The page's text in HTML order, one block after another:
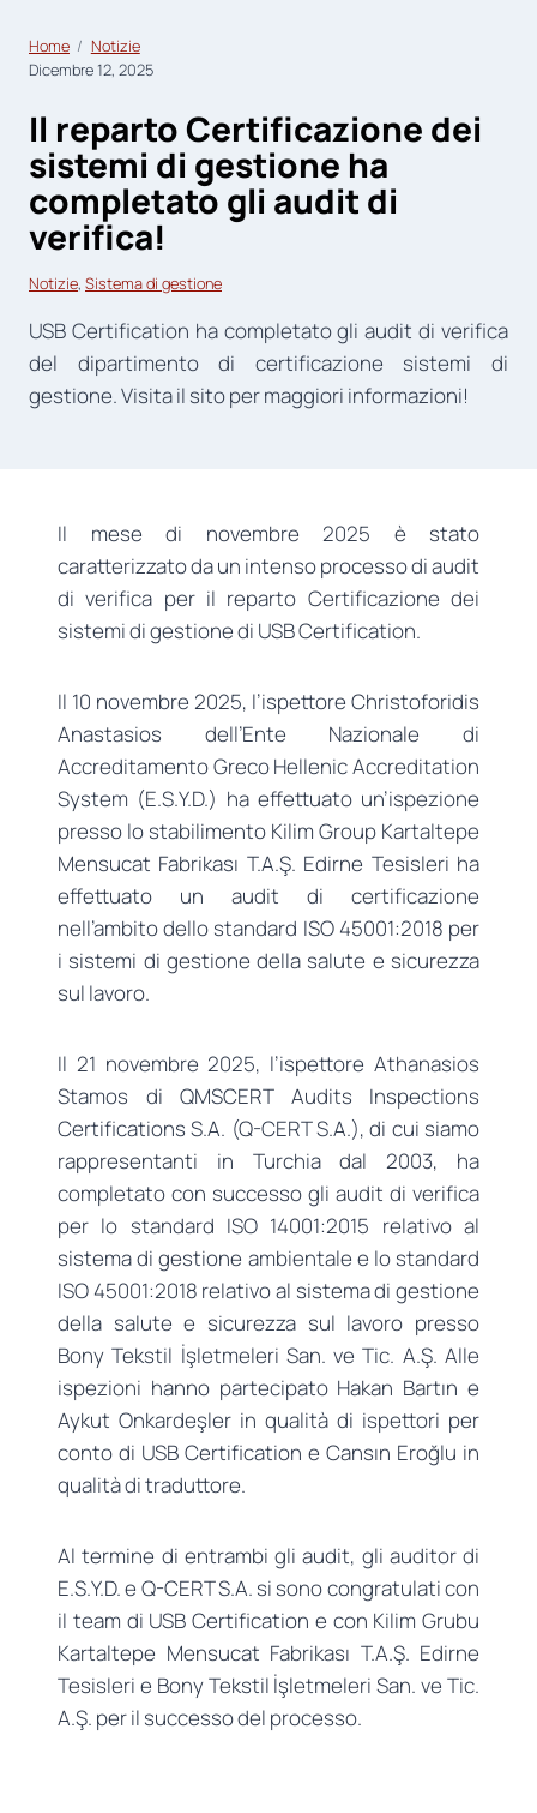
Home
Notizie
Dicembre 12, 2025
Il reparto Certificazione dei
sistemi di gestione ha
completato gli audit di
verifica!
Notizie, Sistema di gestione
USB Certification ha completato gli audit di verifica
del dipartimento di certificazione sistemi di
gestione. Visita il sito per maggiori informazioni!
Il mese di novembre 2025 è stato
caratterizzato da un intenso processo di audit
di verifica per il reparto Certificazione dei
sistemi di gestione di USB Certification.
Il 10 novembre 2025, l’ispettore Christoforidis
Anastasios dell’Ente Nazionale di
Accreditamento Greco Hellenic Accreditation
System (E.S.Y.D.) ha effettuato un’ispezione
presso lo stabilimento Kilim Group Kartaltepe
Mensucat Fabrikası T.A.Ş. Edirne Tesisleri ha
effettuato un audit di certificazione
nell’ambito dello standard ISO 45001:2018 per
i sistemi di gestione della salute e sicurezza
sul lavoro.
Il 21 novembre 2025, l’ispettore Athanasios
Stamos di QMSCERT Audits Inspections
Certifications S.A. (Q-CERT S.A.), di cui siamo
rappresentanti in Turchia dal 2003, ha
completato con successo gli audit di verifica
per lo standard ISO 14001:2015 relativo al
sistema di gestione ambientale e lo standard
ISO 45001:2018 relativo al sistema di gestione
della salute e sicurezza sul lavoro presso
Bony Tekstil İşletmeleri San. ve Tic. A.Ş. Alle
ispezioni hanno partecipato Hakan Bartın e
Aykut Onkardeşler in qualità di ispettori per
conto di USB Certification e Cansın Eroğlu in
qualità di traduttore.
Al termine di entrambi gli audit, gli auditor di
E.S.Y.D. e Q-CERT S.A. si sono congratulati con
il team di USB Certification e con Kilim Grubu
Kartaltepe Mensucat Fabrikası T.A.Ş. Edirne
Tesisleri e Bony Tekstil İşletmeleri San. ve Tic.
A.Ş. per il successo del processo.